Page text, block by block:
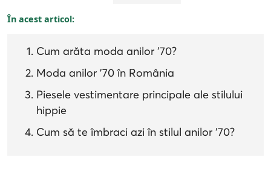
În acest articol:
Cum arăta moda anilor '70?
Moda anilor '70 în România
Piesele vestimentare principale ale stilului
hippie
Cum să te îmbraci azi în stilul anilor '70?